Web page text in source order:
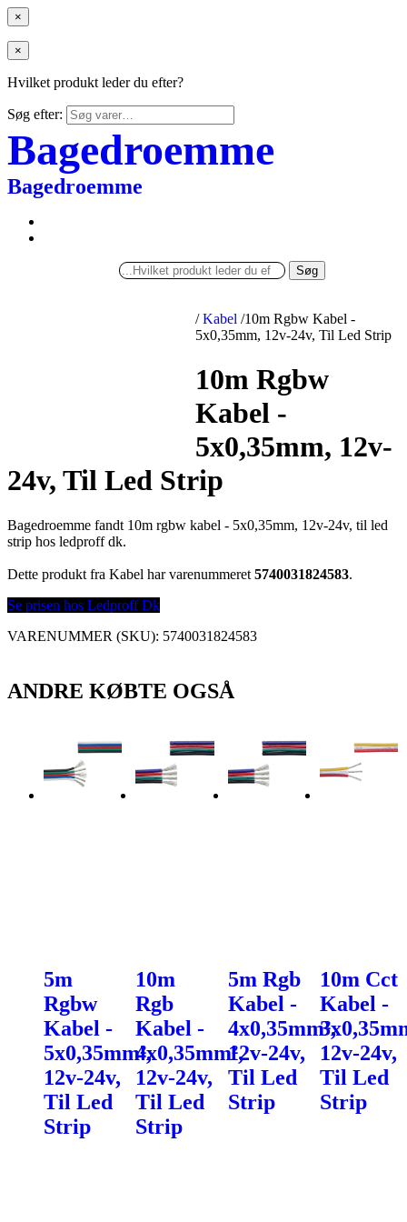
×
×
Hvilket produkt leder du efter?
Søg efter:
Bagedroemme
Bagedroemme
Søg
/ Kabel /10m Rgbw Kabel -
5x0,35mm, 12v-24v, Til Led Strip
10m Rgbw
Kabel -
5x0,35mm, 12v-
24v, Til Led Strip
Bagedroemme fandt 10m rgbw kabel - 5x0,35mm, 12v-24v, til led
strip hos ledproff dk.
Dette produkt fra Kabel har varenummeret 5740031824583.
Se prisen hos Ledproff Dk
VARENUMMER (SKU): 5740031824583
ANDRE KØBTE OGSÅ
5m
Rgbw
Kabel -
5x0,35mm²,
12v-24v,
Til Led
Strip
10m
Rgb
Kabel -
4x0,35mm²,
12v-24v,
Til Led
Strip
5m Rgb
Kabel -
4x0,35mm²,
12v-24v,
Til Led
Strip
10m Cct
Kabel -
12v-24v,
Til Led
Strip